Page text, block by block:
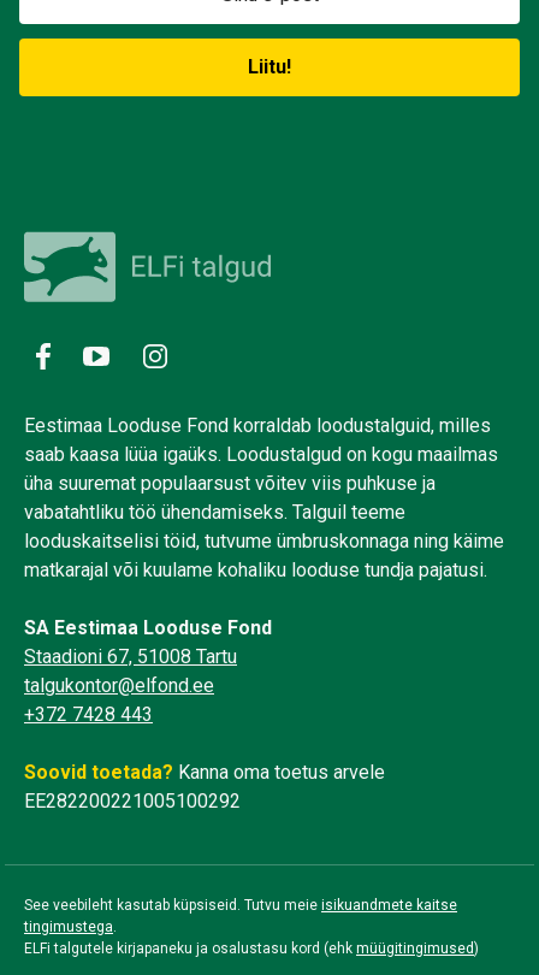
Eestimaa Looduse Fond korraldab loodustalguid, milles
saab kaasa lüüa igaüks. Loodustalgud on kogu maailmas
üha suuremat populaarsust võitev viis puhkuse ja
vabatahtliku töö ühendamiseks. Talguil teeme
looduskaitselisi töid, tutvume ümbruskonnaga ning käime
matkarajal või kuulame kohaliku looduse tundja pajatusi.
SA Eestimaa Looduse Fond
Staadioni 67, 51008 Tartu
talgukontor@elfond.ee
+372 7428 443
Soovid toetada? Kanna oma toetus arvele
EE282200221005100292
See veebileht kasutab küpsiseid. Tutvu meie isikuandmete kaitse
tingimustega.
ELFi talgutele kirjapaneku ja osalustasu kord (ehk müügitingimused)